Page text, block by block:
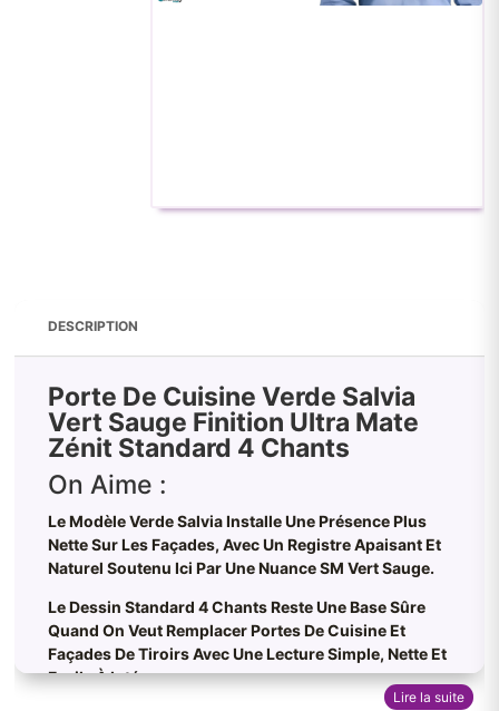
DESCRIPTION
Porte De Cuisine Verde Salvia
Vert Sauge Finition Ultra Mate
Zénit Standard 4 Chants
On Aime :
Le ModèleVerde SalviaInstalle Une Présence Plus
Nette Sur Les Façades, Avec Un Registre Apaisant Et
Naturel Soutenu Ici Par Une Nuance SM Vert Sauge.
Le Dessin Standard 4 Chants Reste Une Base Sûre
Quand On Veut Remplacer Portes De Cuisine Et
Façades De Tiroirs Avec Une Lecture Simple, Nette Et
Facile À Intégrer.
Lire la suite